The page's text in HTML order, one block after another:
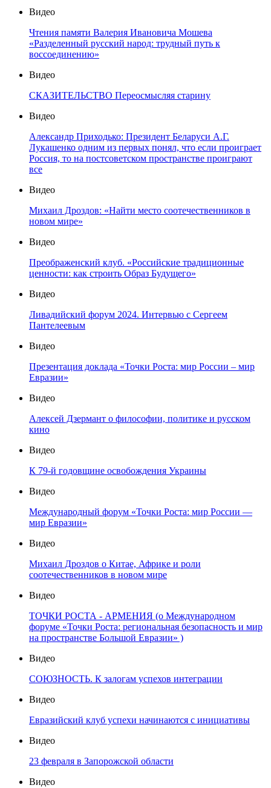
Видео
Чтения памяти Валерия Ивановича Мошева
«Разделенный русский народ: трудный путь к
воссоединению»
Видео
СКАЗИТЕЛЬСТВО Переосмысляя старину
Видео
Александр Приходько: Президент Беларуси А.Г.
Лукашенко одним из первых понял, что если проиграет
Россия, то на постсоветском пространстве проиграют
все
Видео
Михаил Дроздов: «Найти место соотечественников в
новом мире»
Видео
Преображенский клуб. «Российские традиционные
ценности: как строить Образ Будущего»
Видео
Ливадийский форум 2024. Интервью с Сергеем
Пантелеевым
Видео
Презентация доклада «Точки Роста: мир России – мир
Евразии»
Видео
Алексей Дзермант о философии, политике и русском
кино
Видео
К 79-й годовщине освобождения Украины
Видео
Международный форум «Точки Роста: мир России —
мир Евразии»
Видео
Михаил Дроздов о Китае, Африке и роли
соотечественников в новом мире
Видео
ТОЧКИ РОСТА - АРМЕНИЯ (о Международном
форуме «Точки Роста: региональная безопасность и мир
на пространстве Большой Евразии» )
Видео
СОЮЗНОСТЬ. К залогам успехов интеграции
Видео
Евразийский клуб успехи начинаются с инициативы
Видео
23 февраля в Запорожской области
Видео